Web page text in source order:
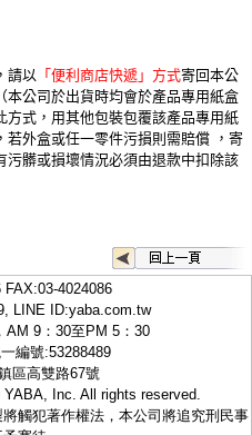
，請以 「便利商店快遞」 方式寄回本公
（本公司於出貨時均會於產品專用紙盒
式，用其他包裝包覆該產品專用紙
外盒或任一零件污損則需賠償 ，寄
髒或損壞情況必須由退款中扣除該
FAX:03-4024086
LINE ID:yaba.com.tw
AM 9：30至PM 5：30
編號:53288489
區高雙路67號
YABA, Inc. All rights reserved.
觸犯著作權法，本公司將追究刑民事